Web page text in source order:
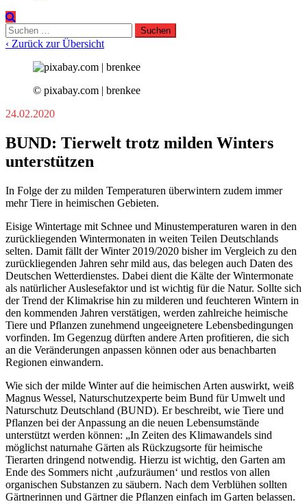
Suchen
nach:
‹ Zurück zur Übersicht
© pixabay.com | brenkee
24.02.2020
BUND: Tierwelt trotz milden Winters
unterstützen
In Folge der zu milden Temperaturen überwintern zudem immer
mehr Tiere in heimischen Gebieten.
Eisige Wintertage mit Schnee und Minustemperaturen waren in den
zurückliegenden Wintermonaten in weiten Teilen Deutschlands
selten. Damit fällt der Winter 2019/2020 bisher im Vergleich zu den
zurückliegenden Jahren sehr mild aus, das belegen auch Daten des
Deutschen Wetterdienstes. Dabei dient die Kälte der Wintermonate
als natürlicher Auslesefaktor und ist wichtig für die Natur. Sollte sich
der Trend der Klimakrise hin zu milderen und feuchteren Wintern in
den kommenden Jahren verstätigen, werden zahlreiche heimische
Tiere und Pflanzen zunehmend ungeeignetere Lebensbedingungen
vorfinden. Im Gegenzug dürften andere Arten profitieren, die sich
an die Veränderungen anpassen können oder aus benachbarten
Regionen einwandern.
Wie sich der milde Winter auf die heimischen Arten auswirkt, weiß
Magnus Wessel, Naturschutzexperte beim Bund für Umwelt und
Naturschutz Deutschland (BUND). Er beschreibt, wie Tiere und
Pflanzen bei der Anpassung an die neuen Lebensumstände
unterstützt werden können: „In Zeiten des Klimawandels sind
möglichst naturnahe Gärten als Rückzugsorte für heimische
Tierarten dringend notwendig. Hierzu ist wichtig, den Garten am
Ende des Sommers nicht ‚aufzuräumen‘ und restlos von allen
organischen Substanzen zu säubern. Nach dem Verblühen sollten
Gärtnerinnen und Gärtner die Pflanzen einfach im Garten belassen.